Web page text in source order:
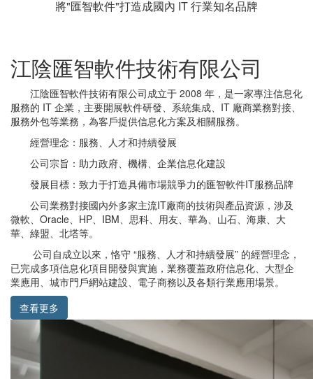
將"匯智軟件"打造成國內 IT 行業知名品牌
江陰匯智軟件技術有限公司
江陰匯智軟件技術有限公司成立于 2008 年，是一家專注信息化
服務的 IT 企業，主要開展軟件研發、系統集成、IT 廠商業務對接、
服務外包等業務，為客戶提供信息化方案及相關服務。
經營理念：服務、人才和持續發展
公司宗旨：助力政府、機構、企業信息化建設
發展目標：致力于打造具備市場競爭力的匯智軟件IT服務品牌
公司業務對接國內外多家主流IT廠商的技術與產品資源，涉及
微軟、Oracle、HP、IBM、思科、用友、華為、山石、海康、大
華、綠盟、北塔等。
公司自成立以來，恪守 “服務、人才和持續發展” 的經營理念，
已完成多項信息化項目開發與實施，業務覆蓋政府信息化、大型企
業應用、城市門戶網站建設、電子商務以及各類行業應用場景。
查看更多